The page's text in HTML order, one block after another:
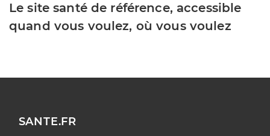
Le site santé de référence, accessible
quand vous voulez, où vous voulez
SANTE.FR